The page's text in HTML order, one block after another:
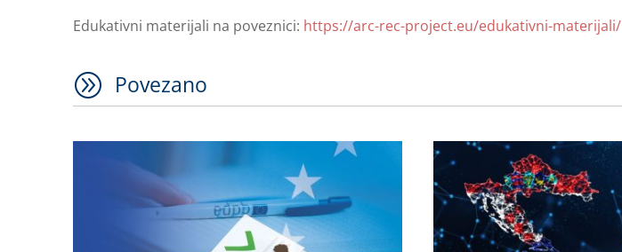
Edukativni materijali na poveznici: https://arc-rec-project.eu/edukativni-materijali/
A Povezano